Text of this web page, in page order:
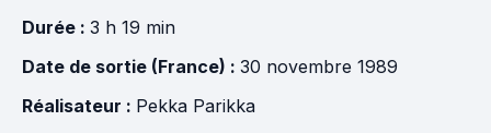
Durée : 3 h 19 min
Date de sortie (France) : 30 novembre 1989
Réalisateur : Pekka Parikka